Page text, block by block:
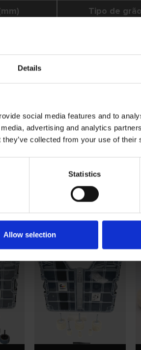
Details
social media features and to
advertising and analytics
collected from your use of their
Statistics
Allow selection
Tipo de grão
Cerâmica
Zircão R60
Zircão R80